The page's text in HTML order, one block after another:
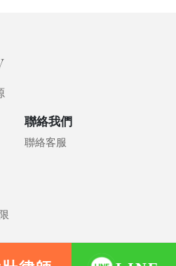
聯絡我們
聯絡客服